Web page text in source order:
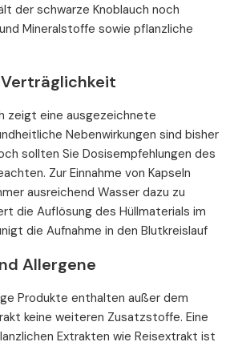
der schwarze Knoblauch noch
Mineralstoffe sowie pflanzliche
zeigt eine ausgezeichnete
Nebenwirkungen sind bisher
sollten Sie Dosisempfehlungen des
Zur Einnahme von Kapseln
ausreichend Wasser dazu zu
die Auflösung des Hüllmaterials im
die Aufnahme in den Blutkreislauf
Allergene
Produkte enthalten außer dem
keine weiteren Zusatzstoffe. Eine
Extrakten wie Reisextrakt ist